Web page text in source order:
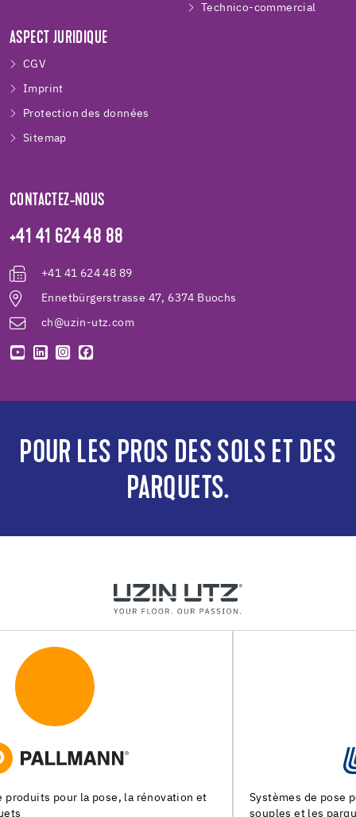
Technico-commercial
ASPECT JURIDIQUE
CGV
Imprint
Protection des données
Sitemap
CONTACTEZ-NOUS
+41 41 624 48 88
+41 41 624 48 89
Ennetbürgerstrasse 47, 6374 Buochs
ch@uzin-utz.com
POUR LES PROS DES SOLS ET DES
PARQUETS.
Systèmes de pose pour les chapes, les revêtements de sols
souples et les parquets